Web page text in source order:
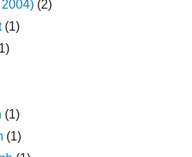
(2)
(1)
(1)
(1)